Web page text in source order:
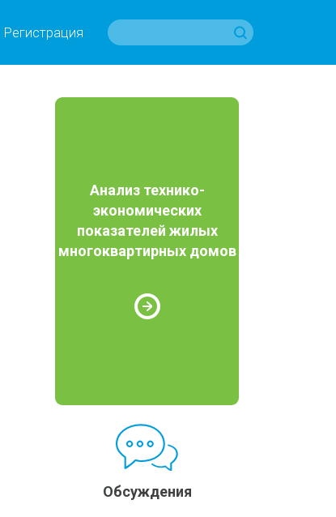
Регистрация
Анализ технико-
экономических
показателей жилых
многоквартирных домов
Обсуждения